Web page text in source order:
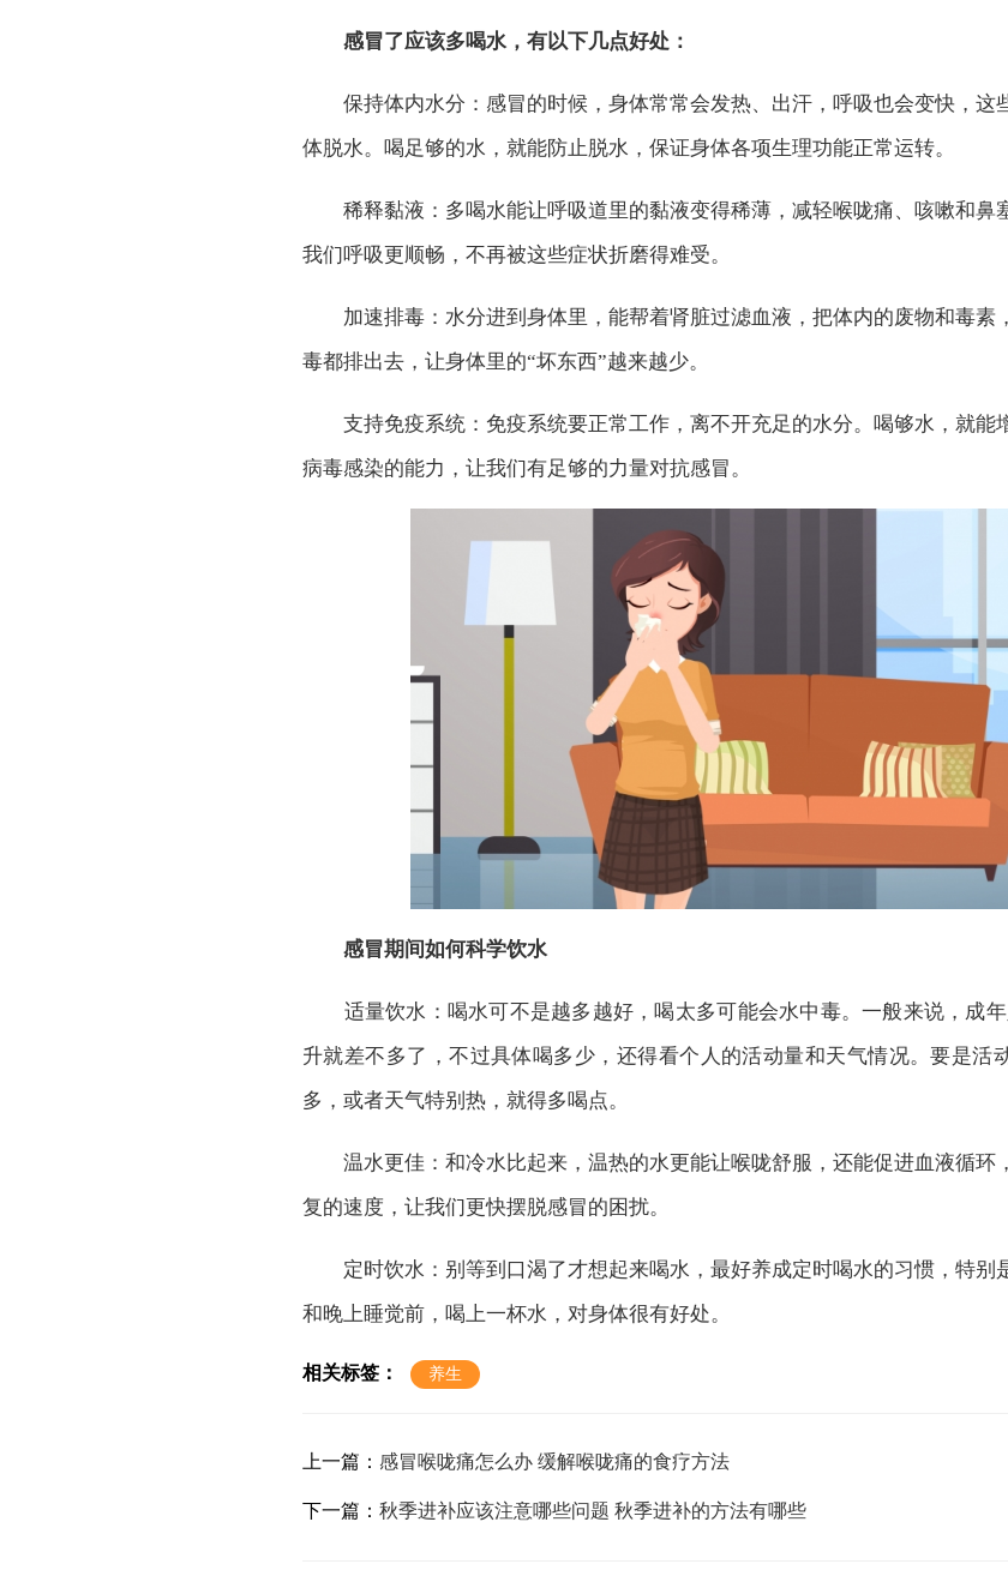
感冒了应该多喝水，有以下几点好处：
保持体内水分：感冒的时候，身体常常会发热、出汗，呼吸也会变快，这
体脱水。喝足够的水，就能防止脱水，保证身体各项生理功能正常运转。
稀释黏液：多喝水能让呼吸道里的黏液变得稀薄，减轻喉咙痛、咳嗽和鼻
我们呼吸更顺畅，不再被这些症状折磨得难受。
加速排毒：水分进到身体里，能帮着肾脏过滤血液，把体内的废物和毒素
毒都排出去，让身体里的“坏东西”越来越少。
支持免疫系统：免疫系统要正常工作，离不开充足的水分。喝够水，就能
病毒感染的能力，让我们有足够的力量对抗感冒。
感冒期间如何科学饮水
适量饮水：喝水可不是越多越好，喝太多可能会水中毒。一般来说，成年
升就差不多了，不过具体喝多少，还得看个人的活动量和天气情况。要是活
多，或者天气特别热，就得多喝点。
温水更佳：和冷水比起来，温热的水更能让喉咙舒服，还能促进血液循环
复的速度，让我们更快摆脱感冒的困扰。
定时饮水：别等到口渴了才想起来喝水，最好养成定时喝水的习惯，特别
和晚上睡觉前，喝上一杯水，对身体很有好处。
相关标签： 养生
上一篇： 感冒喉咙痛怎么办 缓解喉咙痛的食疗方法
下一篇： 秋季进补应该注意哪些问题 秋季进补的方法有哪些